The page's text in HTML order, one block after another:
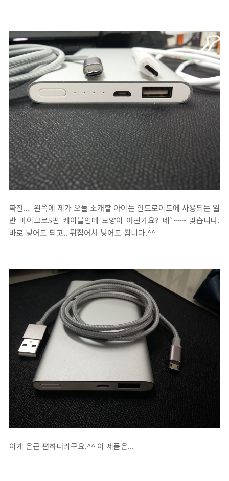
짜잔... 왼쪽에 제가 오늘 소개할 아이는 안드로이드에 사용되는 일
반 마이크로5핀 케이블인데 모양이 어떤가요? 네`~~~ 맞습니다.
바로 넣어도 되고.. 뒤집어서 넣어도 됩니다.^^
이게 은근 편하더라구요.^^ 이 제품은...